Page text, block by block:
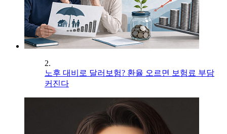
2.
노후 대비로 달러보험? 환율 오르면 보험료 부담
커진다